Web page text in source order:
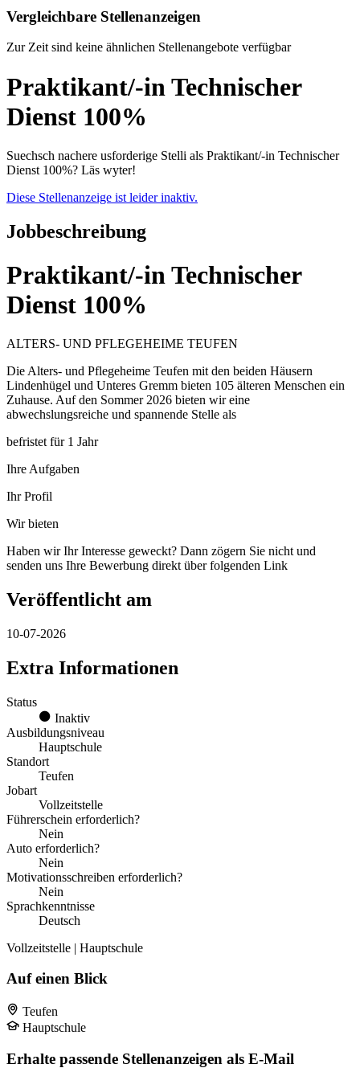
Vergleichbare Stellenanzeigen
Zur Zeit sind keine ähnlichen Stellenangebote verfügbar
Praktikant/-in Technischer
Dienst 100%
Suechsch nachere usforderige Stelli als Praktikant/-in Technischer
Dienst 100%? Läs wyter!
Diese Stellenanzeige ist leider inaktiv.
Jobbeschreibung
Praktikant/-in Technischer
Dienst 100%
ALTERS- UND PFLEGEHEIME TEUFEN
Die Alters- und Pflegeheime Teufen mit den beiden Häusern
Lindenhügel und Unteres Gremm bieten 105 älteren Menschen ein
Zuhause. Auf den Sommer 2026 bieten wir eine
abwechslungsreiche und spannende Stelle als
befristet für 1 Jahr
Ihre Aufgaben
Ihr Profil
Wir bieten
Haben wir Ihr Interesse geweckt? Dann zögern Sie nicht und
senden uns Ihre Bewerbung direkt über folgenden Link
Veröffentlicht am
10-07-2026
Extra Informationen
Status
Inaktiv
Ausbildungsniveau
Hauptschule
Standort
Teufen
Jobart
Vollzeitstelle
Führerschein erforderlich?
Nein
Auto erforderlich?
Nein
Motivationsschreiben erforderlich?
Nein
Sprachkenntnisse
Deutsch
Vollzeitstelle | Hauptschule
Auf einen Blick
Teufen
Hauptschule
Erhalte passende Stellenanzeigen als E-Mail